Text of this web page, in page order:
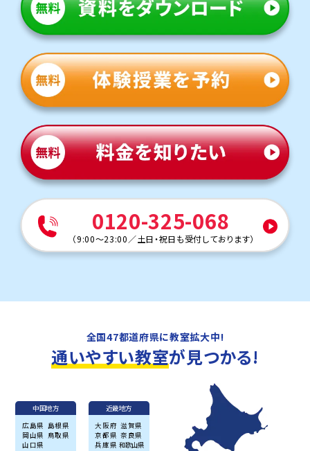
0120-325-068
（9:00～23:00 ／土日・祝日も受付しております）
全国47都道府県に教室拡大中!
通いやすい教室が見つかる!
近畿地方
大阪府 滋賀県
京都県 奈良県
兵庫県 和歌山県
中国地方
広島県 島根県
岡山県 鳥取県
山口県